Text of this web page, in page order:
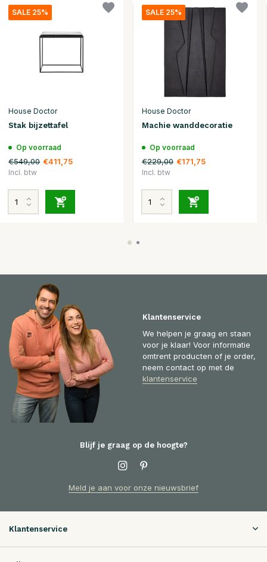
SALE 25%
House Doctor
Stak bijzettafel
Op voorraad
€549,00 €411,75
Incl. btw
SALE 25%
House Doctor
Machie wanddecoratie
Op voorraad
€229,00 €171,75
Incl. btw
Klantenservice
We helpen je graag en staan
voor je klaar! Voor informatie
omtrent producten of je order,
neem contact op met de
klantenservice
Blijf je graag op de hoogte?
Meld je aan voor onze nieuwsbrief
Klantenservice